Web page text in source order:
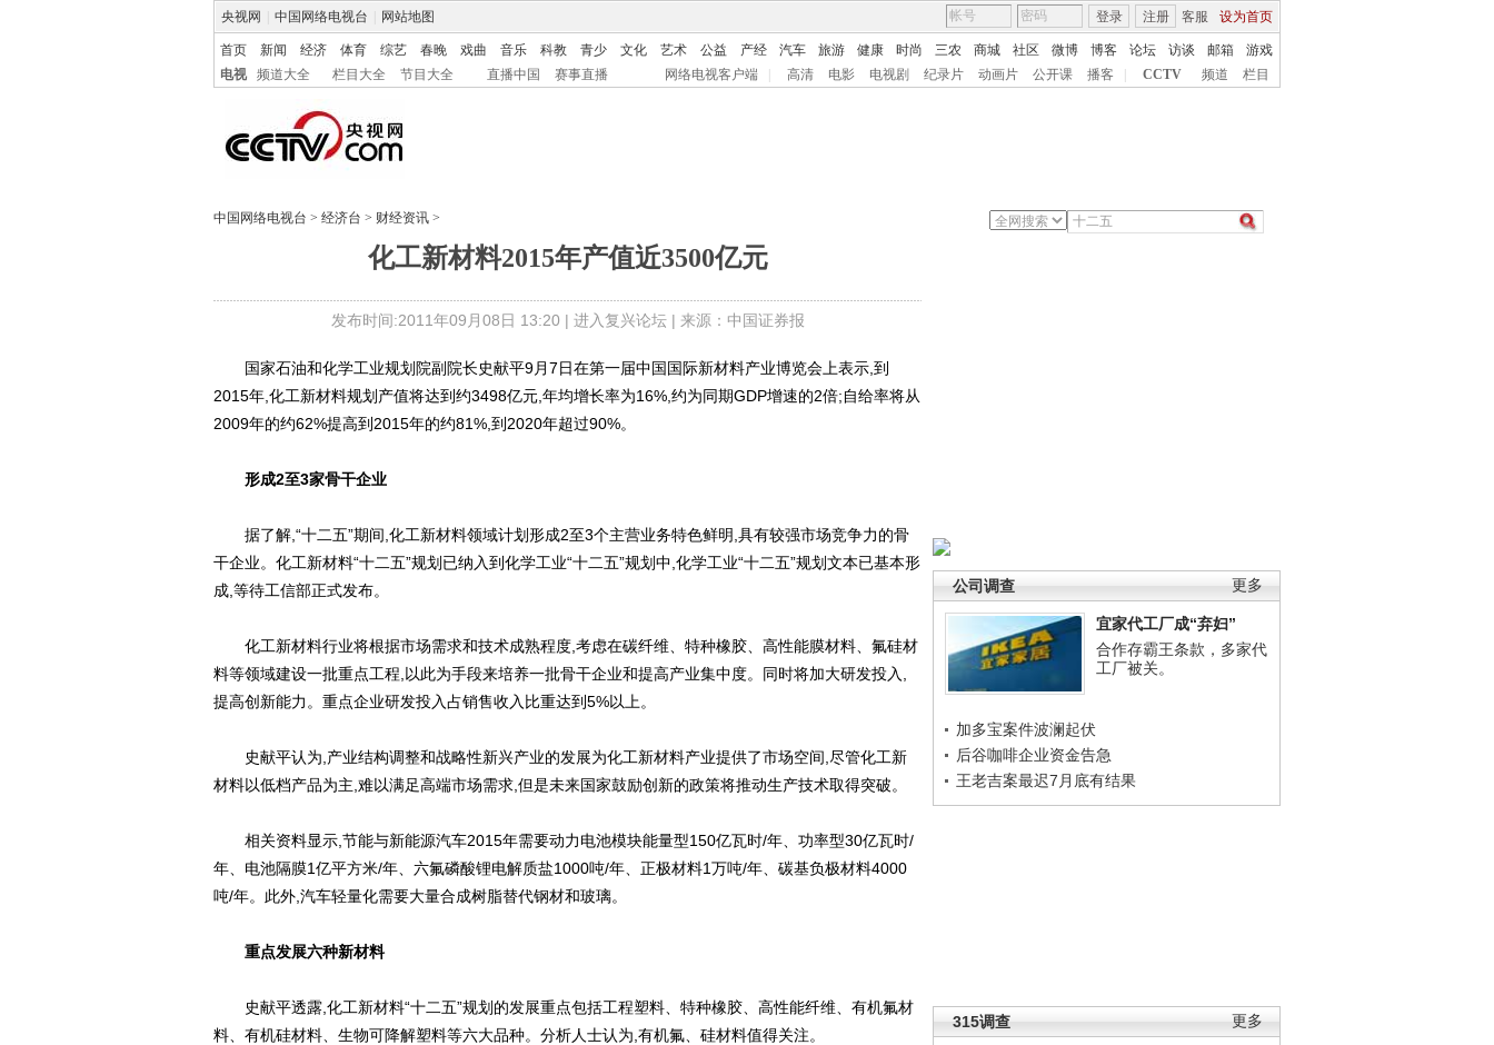
央视网 中国网络电视台 网站地图 客服 设为首页
登录 注册
首页 新闻 经济 体育 综艺 春晚 戏曲 音乐 科教 青少 文化 艺术 公益 产经 汽车 旅游 健康 时尚 三农 商城 社区 微博 博客 论坛 访谈 邮箱
游戏
电视
频道大全 栏目大全 节目大全 直播中国 赛事直播 网络电视客户端 高清 电影 电视剧 纪录片 动画片 公开课 播客 CCTV 频道 栏目
中国网络电视台 > 经济台 > 财经资讯 >
化工新材料2015年产值近3500亿元
发布时间:2011年09月08日 13:20 | 进入复兴论坛| 来源：中国证券报
更多
公司调查
宜家代工厂成“弃妇”
合作存霸王条款，多家代
工厂被关。
加多宝案件波澜起伏
后谷咖啡企业资金告急
王老吉案最迟7月底有结果
更多
315调查
国家石油和化学工业规划院副院长史献平9月7日在第一届中国国际新材料产业博览会上表示,到
2015年,化工新材料规划产值将达到约3498亿元,年均增长率为16%,约为同期GDP增速的2倍;自给率将从
2009年的约62%提高到2015年的约81%,到2020年超过90%。
形成2至3家骨干企业
据了解,“十二五”期间,化工新材料领域计划形成2至3个主营业务特色鲜明,具有较强市场竞争力的骨
干企业。化工新材料“十二五”规划已纳入到化学工业“十二五”规划中,化学工业“十二五”规划文本已基本形
成,等待工信部正式发布。
化工新材料行业将根据市场需求和技术成熟程度,考虑在碳纤维、特种橡胶、高性能膜材料、氟硅材
料等领域建设一批重点工程,以此为手段来培养一批骨干企业和提高产业集中度。同时将加大研发投入,
提高创新能力。重点企业研发投入占销售收入比重达到5%以上。
史献平认为,产业结构调整和战略性新兴产业的发展为化工新材料产业提供了市场空间,尽管化工新
材料以低档产品为主,难以满足高端市场需求,但是未来国家鼓励创新的政策将推动生产技术取得突破。
相关资料显示,节能与新能源汽车2015年需要动力电池模块能量型150亿瓦时/年、功率型30亿瓦时/
年、电池隔膜1亿平方米/年、六氟磷酸锂电解质盐1000吨/年、正极材料1万吨/年、碳基负极材料4000
吨/年。此外,汽车轻量化需要大量合成树脂替代钢材和玻璃。
重点发展六种新材料
史献平透露,化工新材料“十二五”规划的发展重点包括工程塑料、特种橡胶、高性能纤维、有机氟材
料、有机硅材料、生物可降解塑料等六大品种。分析人士认为,有机氟、硅材料值得关注。